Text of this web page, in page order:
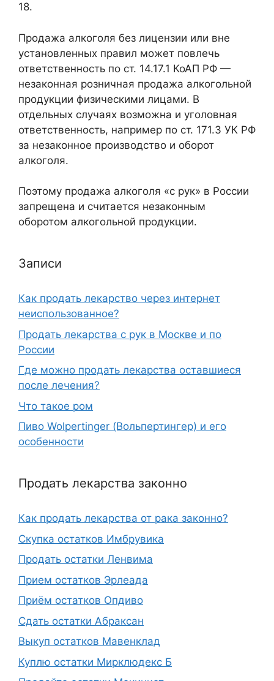
18.
Продажа алкоголя без лицензии или вне
установленных правил может повлечь
ответственность по ст. 14.17.1 КоАП РФ —
незаконная розничная продажа алкогольной
продукции физическими лицами. В
отдельных случаях возможна и уголовная
ответственность, например по ст. 171.3 УК РФ
за незаконное производство и оборот
алкоголя.
Поэтому продажа алкоголя «с рук» в России
запрещена и считается незаконным
оборотом алкогольной продукции.
Записи
Как продать лекарство через интернет
неиспользованное?
Продать лекарства с рук в Москве и по
России
Где можно продать лекарства оставшиеся
после лечения?
Что такое ром
Пиво Wolpertinger (Вольпертингер) и его
особенности
Продать лекарства законно
Как продать лекарства от рака законно?
Скупка остатков Имбрувика
Продать остатки Ленвима
Прием остатков Эрлеада
Приём остатков Опдиво
Сдать остатки Абраксан
Выкуп остатков Мавенклад
Куплю остатки Мирклюдекс Б